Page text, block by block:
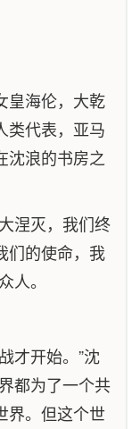
皇海伦，大乾
类代表，亚马
沈浪的书房之
涅灭，我们终
们的使命，我
人。
才开始。”沈
都为了一个共
界。但这个世